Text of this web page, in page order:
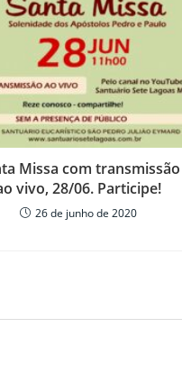
Missa com transmissão
vivo, 28/06. Participe!
26 de junho de 2020